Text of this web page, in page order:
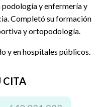
podología y enfermería y
Completó su formación
y ortopodología.
y en hospitales públicos.
CITA